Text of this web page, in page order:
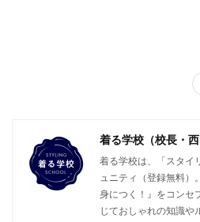
着る学校（校長・西
着る学校は、「スタイ
ュニティ（登録無料
身につく！』をコンセ
じておしゃれの知識や